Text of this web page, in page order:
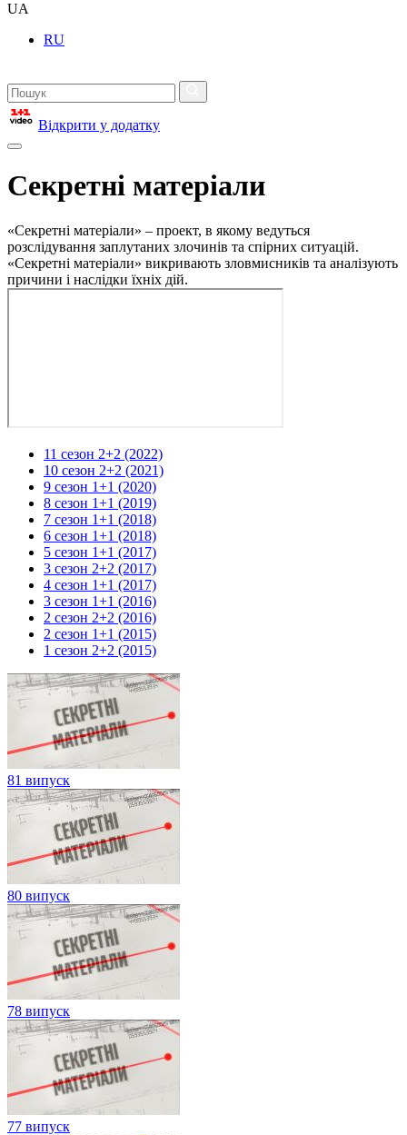
UA
RU
Відкрити у додатку
Секретні матеріали
«Секретні матеріали» – проект, в якому ведуться
розслідування заплутаних злочинів та спірних ситуацій.
«Секретні матеріали» викривають зловмисників та аналізують
причини і наслідки їхніх дій.
11 сезон 2+2 (2022)
10 сезон 2+2 (2021)
9 сезон 1+1 (2020)
8 сезон 1+1 (2019)
7 сезон 1+1 (2018)
6 сезон 1+1 (2018)
5 сезон 1+1 (2017)
3 сезон 2+2 (2017)
4 сезон 1+1 (2017)
3 сезон 1+1 (2016)
2 сезон 2+2 (2016)
2 сезон 1+1 (2015)
1 сезон 2+2 (2015)
81 випуск
80 випуск
78 випуск
77 випуск